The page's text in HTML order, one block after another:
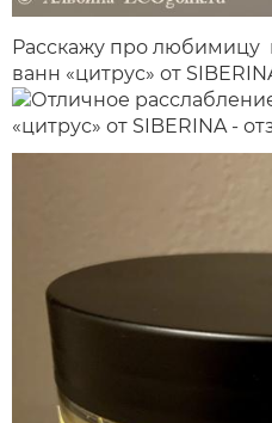
Расскажу про любимицу
ванн «цитрус» от